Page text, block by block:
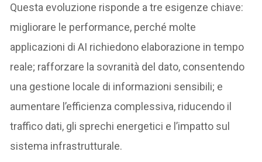
Questa evoluzione risponde a tre esigenze chiave:
migliorare le performance, perché molte
applicazioni di AI richiedono elaborazione in tempo
reale; rafforzare la sovranità del dato, consentendo
una gestione locale di informazioni sensibili; e
aumentare l’efficienza complessiva, riducendo il
traffico dati, gli sprechi energetici e l’impatto sul
sistema infrastrutturale.